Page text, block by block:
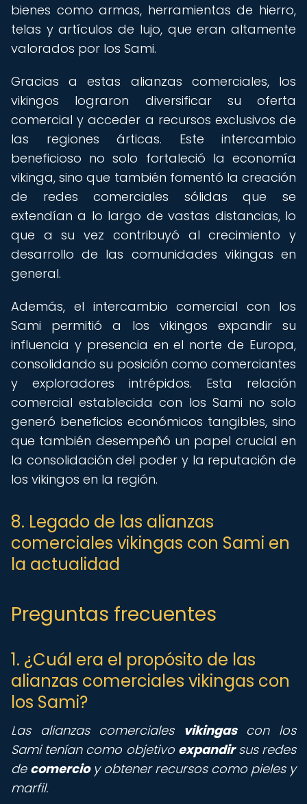
bienes como armas, herramientas de hierro,
telas y artículos de lujo, que eran altamente
valorados por los Sami.
Gracias a estas alianzas comerciales, los
vikingos lograron diversificar su oferta
comercial y acceder a recursos exclusivos de
las regiones árticas. Este intercambio
beneficioso no solo fortaleció la economía
vikinga, sino que también fomentó la creación
de redes comerciales sólidas que se
extendían a lo largo de vastas distancias, lo
que a su vez contribuyó al crecimiento y
desarrollo de las comunidades vikingas en
general.
Además, el intercambio comercial con los
Sami permitió a los vikingos expandir su
influencia y presencia en el norte de Europa,
consolidando su posición como comerciantes
y exploradores intrépidos. Esta relación
comercial establecida con los Sami no solo
generó beneficios económicos tangibles, sino
que también desempeñó un papel crucial en
la consolidación del poder y la reputación de
los vikingos en la región.
8. Legado de las alianzas
comerciales vikingas con Sami en
la actualidad
Preguntas frecuentes
1. ¿Cuál era el propósito de las
alianzas comerciales vikingas con
los Sami?
Las alianzas comerciales vikingascon los
Sami tenían como objetivo expandirsus redes
de comercioy obtener recursos como pieles y
marfil.